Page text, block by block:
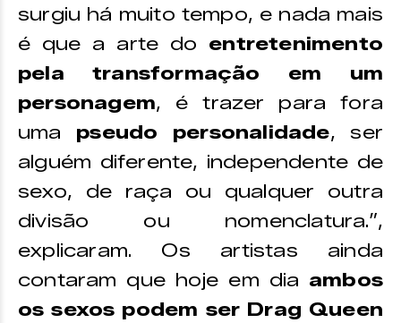
surgiu há muito tempo, e nada mais
é que a arte do entretenimento
pela transformação em um
personagem, é trazer para fora
uma pseudo personalidade, ser
alguém diferente, independente de
sexo, de raça ou qualquer outra
divisão ou nomenclatura.”,
explicaram. Os artistas ainda
contaram que hoje em dia ambos
os sexos podem ser Drag Queen